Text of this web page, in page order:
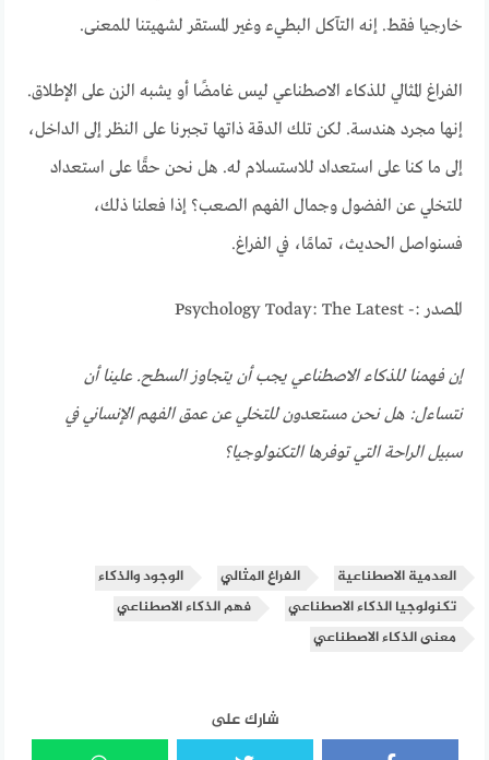
خارجيا فقط. إنه التآكل البطيء وغير المستقر لشهيتنا للمعنى.
الفراغ المثالي للذكاء الاصطناعي ليس غامضًا أو يشبه الزن على الإطلاق.
إنها مجرد هندسة. لكن تلك الدقة ذاتها تجبرنا على النظر إلى الداخل،
إلى ما كنا على استعداد للاستسلام له. هل نحن حقًا على استعداد
للتخلي عن الفضول وجمال الفهم الصعب؟ إذا فعلنا ذلك،
فسنواصل الحديث، تمامًا، في الفراغ.
المصدر :- Psychology Today: The Latest
إن فهمنا للذكاء الاصطناعي يجب أن يتجاوز السطح. علينا أن
نتساءل: هل نحن مستعدون للتخلي عن عمق الفهم الإنساني في
سبيل الراحة التي توفرها التكنولوجيا؟
العدمية الاصطناعية الفراغ المثالي
الوجود والذكاء
تكنولوجيا الذكاء الاصطناعي
فهم الذكاء الاصطناعي
معنى الذكاء الاصطناعي
شارك على